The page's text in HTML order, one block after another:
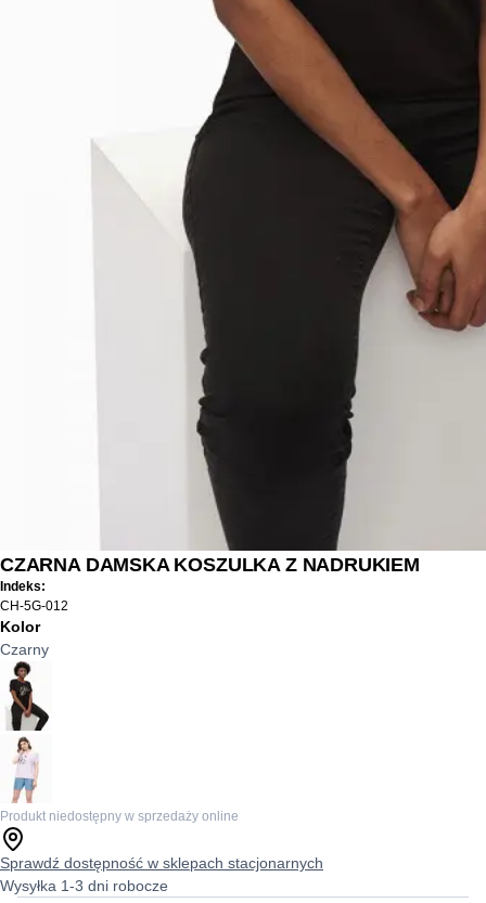
CZARNA DAMSKA KOSZULKA Z NADRUKIEM
Indeks:
CH-5G-012
Kolor
Czarny
Produkt niedostępny w sprzedaży online
Sprawdź dostępność w sklepach stacjonarnych
Wysyłka 1-3 dni robocze